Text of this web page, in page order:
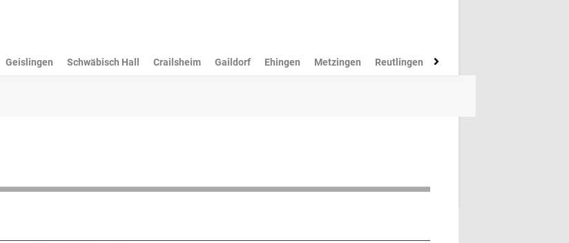
Geislingen Schwäbisch Hall Crailsheim Gaildorf Ehingen Metzingen Reutlingen Münsingen